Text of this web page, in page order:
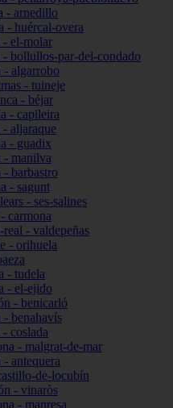
- arnedillo
- huércal-overa
el-molar
- bollullos-par-del-condado
- algarrobo
- tuineje
- béjar
- capileira
aljaraque
- guadix
- manilva
- barbastro
- sagunt
- ses-salines
carmona
real - valdepeñas
- orihuela
- tudela
- el-ejido
- benicarló
- benahavís
coslada
- malgrat-de-mar
- antequera
de-locubín
- vinaròs
- manresa